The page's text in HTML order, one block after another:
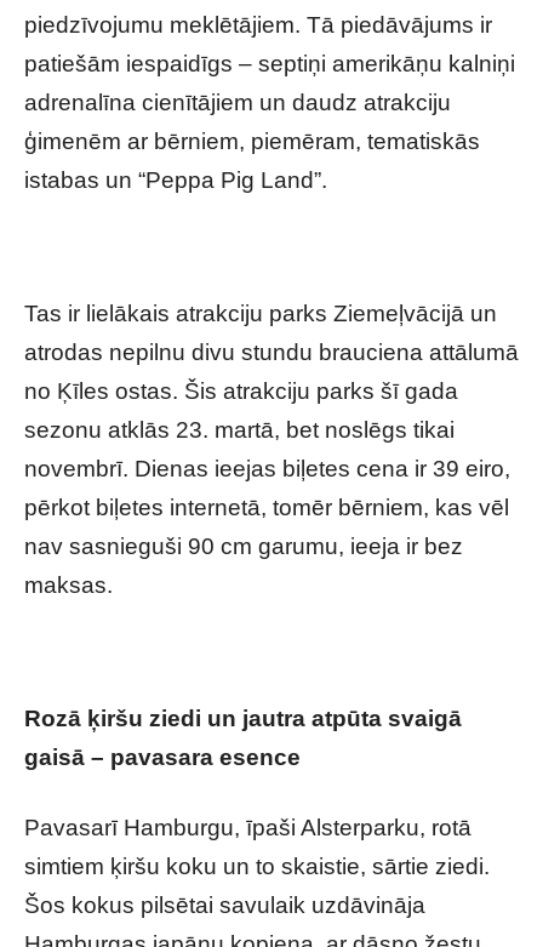
piedzīvojumu meklētājiem. Tā piedāvājums ir
patiešām iespaidīgs – septiņi amerikāņu kalniņi
adrenalīna cienītājiem un daudz atrakciju
ģimenēm ar bērniem, piemēram, tematiskās
istabas un “Peppa Pig Land”.
Tas ir lielākais atrakciju parks Ziemeļvācijā un
atrodas nepilnu divu stundu brauciena attālumā
no Ķīles ostas. Šis atrakciju parks šī gada
sezonu atklās 23. martā, bet noslēgs tikai
novembrī. Dienas ieejas biļetes cena ir 39 eiro,
pērkot biļetes internetā, tomēr bērniem, kas vēl
nav sasnieguši 90 cm garumu, ieeja ir bez
maksas.
Rozā ķiršu ziedi un jautra atpūta svaigā
gaisā – pavasara esence
Pavasarī Hamburgu, īpaši Alsterparku, rotā
simtiem ķiršu koku un to skaistie, sārtie ziedi.
Šos kokus pilsētai savulaik uzdāvināja